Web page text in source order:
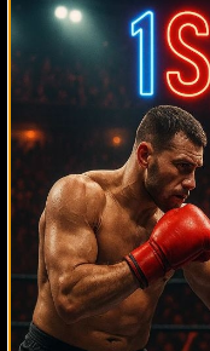
Случайные боксеры
Херби Хайд Даниэль
Юриоркис Гамбоа
Равело
Darya
Рибальта
Оба Карр
Рамирес
Аманда Лемос
Минтон Ховард Истман
Джонни Пейчек Адриан
Джеймс Салава Брайан
Оги Санчес Ли Сунь Юль
Трейси Моррисон Эндрю
Эвандер
Ллойд
Седрик Босвелл